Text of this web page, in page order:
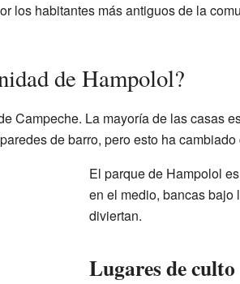
los habitantes más antiguos de la
de Hampolol?
Campeche. La mayoría de las casas
de barro, pero esto ha
El parque de Hampolol
en el medio, bancas bajo
diviertan.
Lugares de